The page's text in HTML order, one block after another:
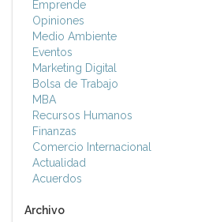
Emprende
Opiniones
Medio Ambiente
Eventos
Marketing Digital
Bolsa de Trabajo
MBA
Recursos Humanos
Finanzas
Comercio Internacional
Actualidad
Acuerdos
Archivo